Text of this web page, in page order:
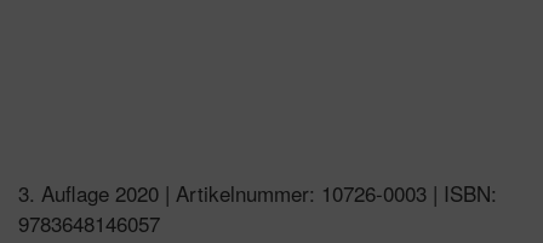
3. Auflage 2020 | Artikelnummer: 10726-0003 | ISBN:
9783648146057